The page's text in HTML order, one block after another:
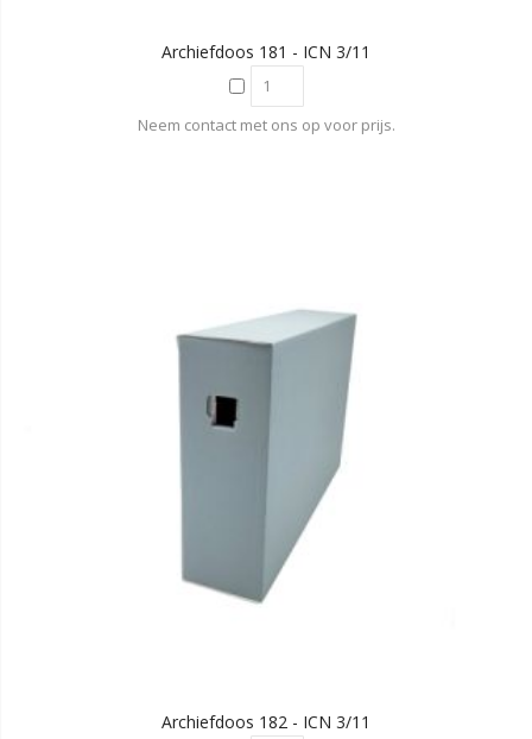
Archiefdoos 181 - ICN 3/11
Neem contact met ons op voor prijs.
Archiefdoos 182 - ICN 3/11